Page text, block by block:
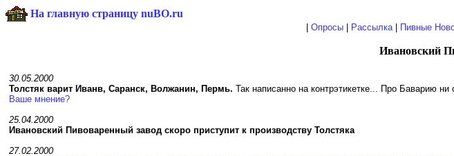
На главную страницу nuBO.ru
Опросы| Рассылка| Пивные
Ивановский
30.05.2000
Толстяк варит Иванв, Саранск, Волжанин, Пермь. Так написанно на контрэтикетке... Про Баварию
Ваше мнение?
25.04.2000
Ивановский Пивоваренный завод скоро приступит к производству Толстяка
27.02.2000